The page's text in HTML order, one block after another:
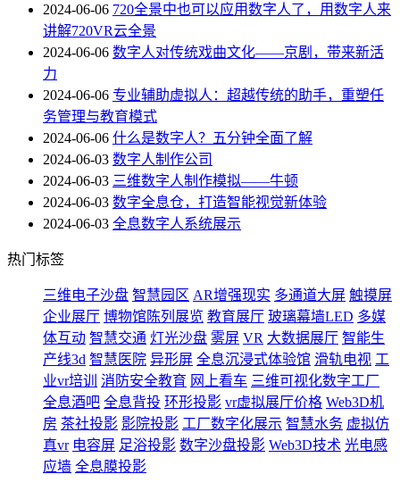
2024-06-06 720全景中也可以应用数字人了，用数字人来
讲解720VR云全景
2024-06-06 数字人对传统戏曲文化——京剧，带来新活
力
2024-06-06 专业辅助虚拟人：超越传统的助手，重塑任
务管理与教育模式
2024-06-06 什么是数字人？五分钟全面了解
2024-06-03 数字人制作公司
2024-06-03 三维数字人制作模拟——牛顿
2024-06-03 数字全息仓，打造智能视觉新体验
2024-06-03 全息数字人系统展示
热门标签
三维电子沙盘 智慧园区 AR增强现实 多通道大屏 触摸屏
企业展厅 博物馆陈列展览 教育展厅 玻璃幕墙LED 多媒
体互动 智慧交通 灯光沙盘 雾屏 VR 大数据展厅 智能生
产线3d 智慧医院 异形屏 全息沉浸式体验馆 滑轨电视 工
业vr培训
消防安全教育 网上看车 三维可视化数字工厂
全息酒吧 全息背投 环形投影 vr虚拟展厅价格 Web3D机
房 茶社投影 影院投影 工厂数字化展示 智慧水务 虚拟仿
真vr 电容屏 足浴投影 数字沙盘投影 Web3D技术 光电感
应墙 全息膜投影